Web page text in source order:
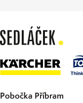
Pobočka Příbram